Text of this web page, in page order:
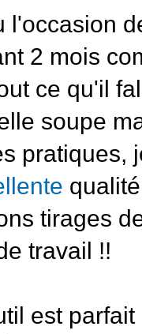
l'occasion
2 mois
ce qu'il
soupe
pratiques,
tirages
travail !!
est